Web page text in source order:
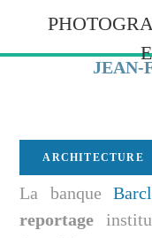
JEAN-
ARCHITECTURE
La banque
reportage